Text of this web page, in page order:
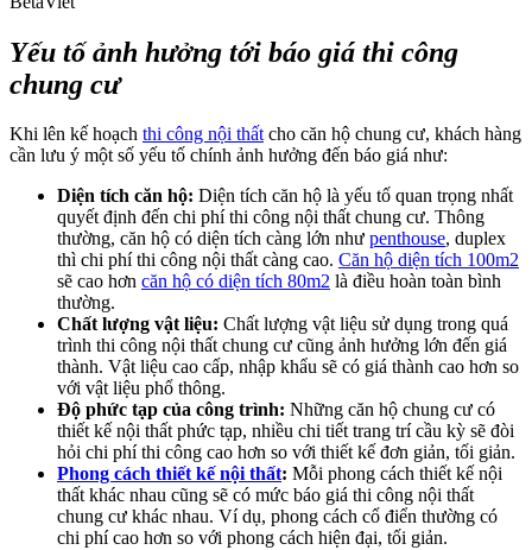
Yếu tố ảnh hưởng tới báo giá thi công
chung cư
Khi lên kế hoạch thi công nội thấtcho căn hộ chung cư, khách hàng
cần lưu ý một số yếu tố chính ảnh hưởng đến báo giá như:
Diện tích căn hộ: Diện tích căn hộ là yếu tố quan trọng nhất
quyết định đến chi phí thi công nội thất chung cư. Thông
thường, căn hộ có diện tích càng lớn như penthouse, duplex
thì chi phí thi công nội thất càng cao. Căn hộ diện tích 100m2
sẽ cao hơn căn hộ có diện tích 80m2 là điều hoàn toàn bình
thường.
Chất lượng vật liệu: Chất lượng vật liệu sử dụng trong quá
trình thi công nội thất chung cư cũng ảnh hưởng lớn đến giá
thành. Vật liệu cao cấp, nhập khẩu sẽ có giá thành cao hơn so
với vật liệu phổ thông.
Độ phức tạp của công trình: Những căn hộ chung cư có
thiết kế nội thất phức tạp, nhiều chi tiết trang trí cầu kỳ sẽ đòi
hỏi chi phí thi công cao hơn so với thiết kế đơn giản, tối giản.
Phong cách thiết kế nội thất: Mỗi phong cách thiết kế nội
thất khác nhau cũng sẽ có mức báo giá thi công nội thất
chung cư khác nhau. Ví dụ, phong cách cổ điển thường có
chi phí cao hơn so với phong cách hiện đại, tối giản.